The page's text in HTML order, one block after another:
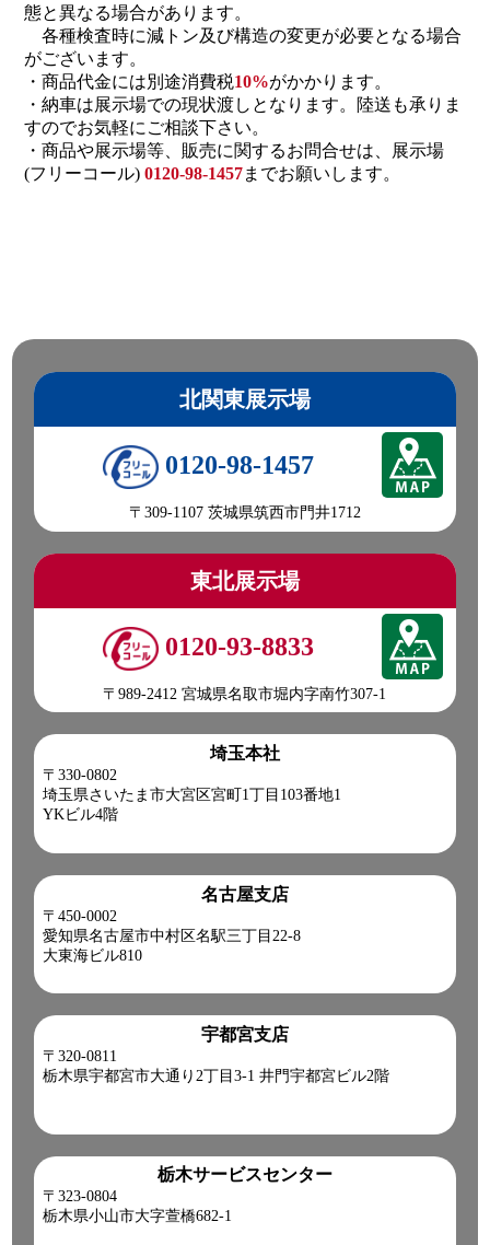
態と異なる場合があります。
各種検査時に減トン及び構造の変更が必要となる場合
がございます。
・商品代金には別途消費税10%がかかります。
・納車は展示場での現状渡しとなります。陸送も承りま
すのでお気軽にご相談下さい。
・商品や展示場等、販売に関するお問合せは、展示場
(フリーコール) 0120-98-1457までお願いします。
北関東展示場
0120-98-1457
〒309-1107 茨城県筑西市門井1712
東北展示場
0120-93-8833
〒989-2412 宮城県名取市堀内字南竹307-1
埼玉本社
〒330-0802
埼玉県さいたま市大宮区宮町1丁目103番地1
YKビル4階
名古屋支店
〒450-0002
愛知県名古屋市中村区名駅三丁目22-8
大東海ビル810
宇都宮支店
〒320-0811
栃木県宇都宮市大通り2丁目3-1 井門宇都宮ビル2階
栃木サービスセンター
〒323-0804
栃木県小山市大字萱橋682-1